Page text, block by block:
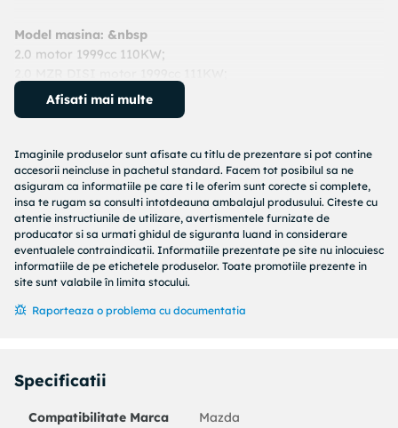
Model masina: &nbsp
2.0 motor 1999cc 110KW;
2.0 motor 1999cc 110KW;
An: 2004 - 2009
Producator:ATE
Denumire produs:Disc frana
Specificatii produs:
Diametru [mm] : 300
Grosime disc frana [mm] : 25
Grosime minima [mm] : 23
Tip disc frana : ventilat
Procesare : continut ridicat de carbon
Diametru asezare gauri -? [mm] : 114,3
Diametru de centrare [mm] : 72
Afisati mai multe
Imaginile produselor sunt afisate cu titlu de prezentare si pot contine
accesorii neincluse in pachetul standard. Facem tot posibilul sa ne
asiguram ca informatiile pe care ti le oferim sunt corecte si complete,
insa te rugam sa consulti intotdeauna ambalajul produsului. Citeste cu
atentie instructiunile de utilizare, avertismentele furnizate de
producator si sa urmati ghidul de siguranta luand in considerare
eventualele contraindicatii. Informatiile prezentate pe site nu inlocuiesc
informatiile de pe etichetele produselor. Toate promotiile prezente in
site sunt valabile în limita stocului.
Raporteaza o problema cu documentatia
Specificatii
Compatibilitate Marca
Mazda